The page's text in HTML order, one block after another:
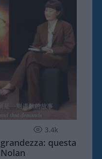
3.4k
questa